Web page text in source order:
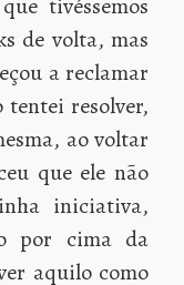
de volta, mas
a reclamar
tentei resolver,
ao voltar
que ele não
iniciativa,
por cima da
aquilo como